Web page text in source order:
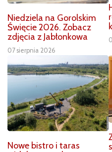
Niedziela na Gorolskim
Święcie 2026. Zobacz
zdjęcia z Jabłonkowa
07 sierpnia 2026
Nowe bistro i taras